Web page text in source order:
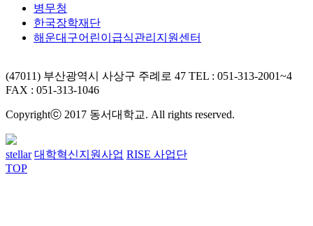
병무청
한국장학재단
해운대구어린이급식관리지원센터
(47011) 부산광역시 사상구 주례로 47 TEL : 051-313-2001~4
FAX : 051-313-1046
Copyrightⓒ 2017 동서대학교. All rights reserved.
stellar 대학혁신지원사업 RISE 사업단
TOP